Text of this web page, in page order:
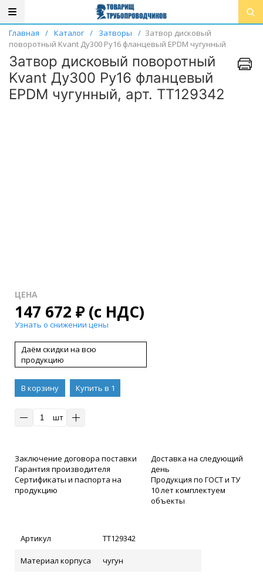
Главная / Каталог / Затворы / Затвор дисковый
поворотный Kvant Ду300 Ру16 фланцевый EPDM чугунный
Затвор дисковый поворотный
Kvant Ду300 Ру16 фланцевый
EPDM чугунный, арт. ТТ129342
ЦЕНА
147 672 ₽(с НДС)
Узнать о снижении цены
Даём скидки на всю
продукцию
В корзину
Купить в 1
шт
Заключение договора поставки
Гарантия производителя
Сертификаты и паспорта на
продукцию
Доставка на следующий
день
Продукция по ГОСТ и ТУ
10 лет комплектуем
объекты
Артикул ТТ129342
Материал корпуса чугун